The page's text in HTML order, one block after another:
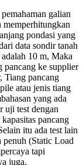
galian
memperhitungkan
pondasi yang
data sondir tanah
10 m, Maka
pancang ke supplier
Tiang pancang
atau jenis tiang
yang ada
uji test dengan
pancang
itu ada test lain
penuh (Static Load
tapi
juga.